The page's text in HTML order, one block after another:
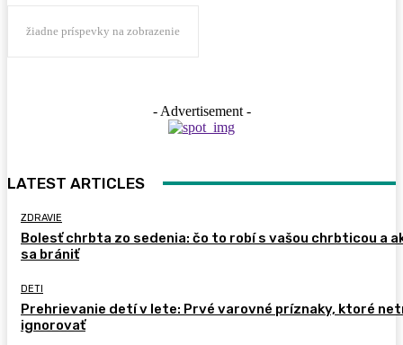
žiadne príspevky na zobrazenie
- Advertisement -
LATEST ARTICLES
ZDRAVIE
Bolesť chrbta zo sedenia: čo to robí s vašou chrbticou a
sa brániť
DETI
Prehrievanie detí v lete: Prvé varovné príznaky, ktoré
ignorovať